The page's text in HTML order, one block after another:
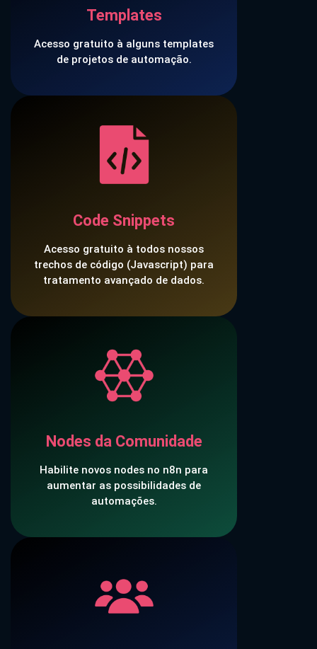
Templates
Acesso gratuito à alguns templates
de projetos de automação.
Code Snippets
Acesso gratuito à todos nossos
trechos de código (Javascript) para
tratamento avançado de dados.
Nodes da Comunidade
Habilite novos nodes no n8n para
aumentar as possibilidades de
automações.